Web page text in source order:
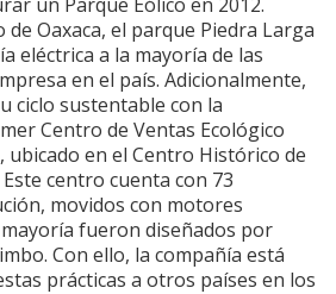
de Oaxaca, el parque Piedra Larga
eléctrica a la mayoría de las
en el país. Adicionalmente,
ciclo sustentable con la
Centro de Ventas Ecológico
ubicado en el Centro Histórico de
centro cuenta con 73
movidos con motores
fueron diseñados por
Con ello, la compañía está
prácticas a otros países en los